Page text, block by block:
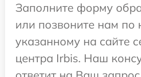
Заполните форму
или позвоните нам по
указанному на сайте
центра Irbis. Наш